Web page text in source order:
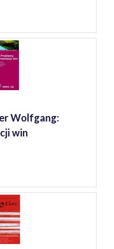
Wolfgang:
win